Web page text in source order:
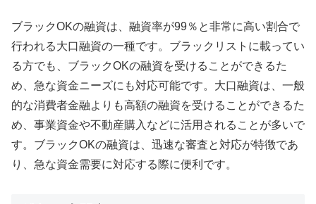
ブラックOKの融資は、融資率が99％と非常に高い割合で
行われる大口融資の一種です。ブラックリストに載ってい
る方でも、ブラックOKの融資を受けることができるた
め、急な資金ニーズにも対応可能です。大口融資は、一般
的な消費者金融よりも高額の融資を受けることができるた
め、事業資金や不動産購入などに活用されることが多いで
す。ブラックOKの融資は、迅速な審査と対応が特徴であ
り、急な資金需要に対応する際に便利です。